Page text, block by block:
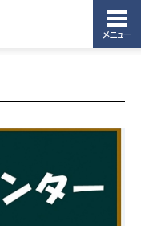
メニュー